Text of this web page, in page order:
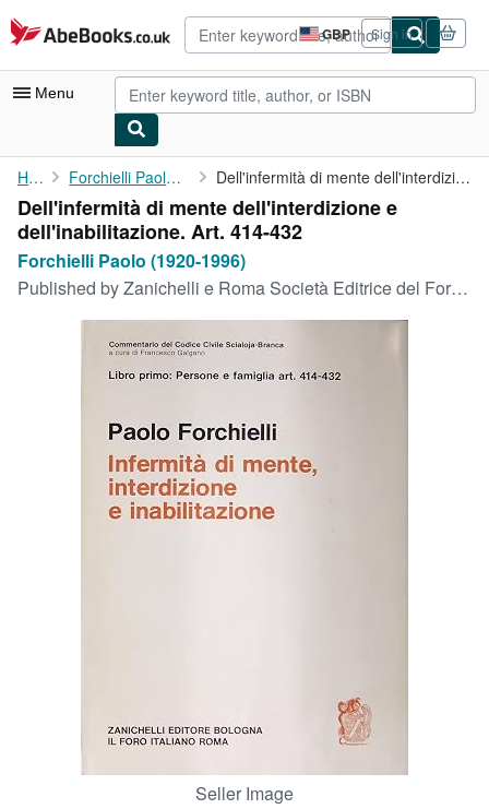
Skip to main content
AbeBooks.co.uk GBP
Site
shopping
preferences
Sign in
Menu
My Account
My Purchases
Advanced Search
Browse Collections
Art & Collectables
Home Forchielli Paolo (1920-1996) Dell'infermità di mente dell'interdizione e dell'inabilitazione....
Dell'infermità di mente dell'interdizione e
dell'inabilitazione. Art. 414-432
Forchielli Paolo (1920-1996)
Published byZanichelli e Roma Società Editrice del Foro Italiano, Bologna, 1988
Seller Image